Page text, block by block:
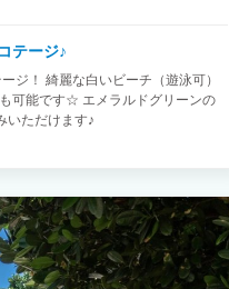
テージ♪
ジ！ 綺麗な白いビーチ（遊泳可）
可能です☆ エメラルドグリーンの
いただけます♪